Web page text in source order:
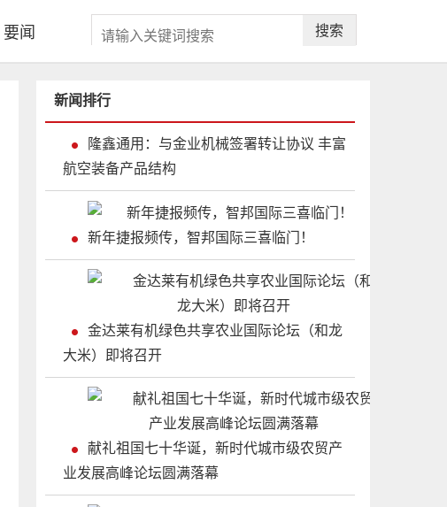
搜索
要闻
新闻排行
隆鑫通用：与金业机械签署转让协议 丰富
航空装备产品结构
新年捷报频传，智邦国际三喜临门！
金达莱有机绿色共享农业国际论坛（和龙
大米）即将召开
献礼祖国七十华诞，新时代城市级农贸产
业发展高峰论坛圆满落幕